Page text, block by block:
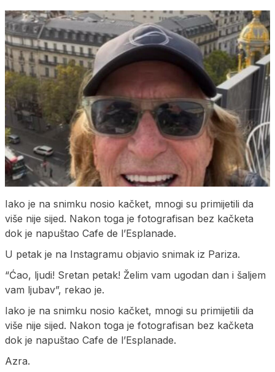
Iako je na snimku nosio kačket, mnogi su primijetili da
više nije sijed. Nakon toga je fotografisan bez kačketa
dok je napuštao Cafe de l’Esplanade.
U petak je na Instagramu objavio snimak iz Pariza.
“Ćao, ljudi! Sretan petak! Želim vam ugodan dan i šaljem
vam ljubav”, rekao je.
Iako je na snimku nosio kačket, mnogi su primijetili da
više nije sijed. Nakon toga je fotografisan bez kačketa
dok je napuštao Cafe de l’Esplanade.
Azra.